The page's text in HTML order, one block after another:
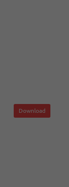
Download